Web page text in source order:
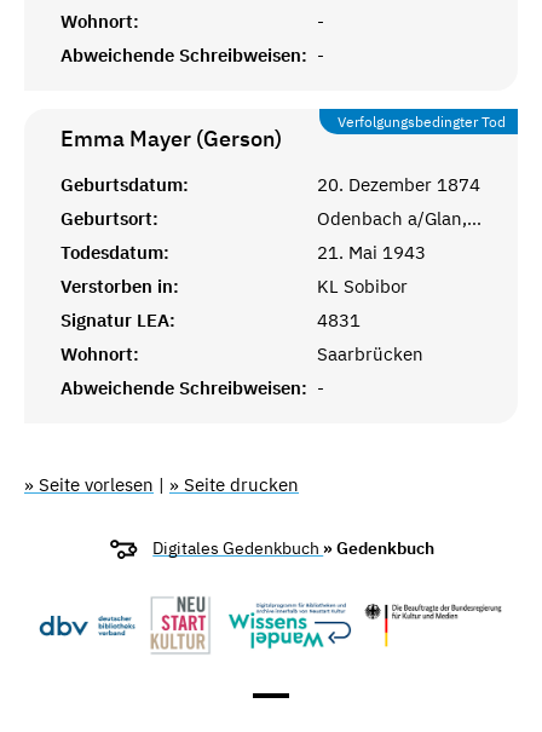
Wohnort:
-
Abweichende Schreibweisen: -
Verfolgungsbedingter Tod
Emma Mayer (Gerson)
Geburtsdatum:
20. Dezember 1874
Geburtsort:
Odenbach a/Glan, Kusel, Bayr. Pfalz
Todesdatum:
21. Mai 1943
Verstorben in:
KL Sobibor
Signatur LEA:
4831
Wohnort:
Saarbrücken
Abweichende Schreibweisen: -
» Seite vorlesen | » Seite drucken
Digitales Gedenkbuch » Gedenkbuch